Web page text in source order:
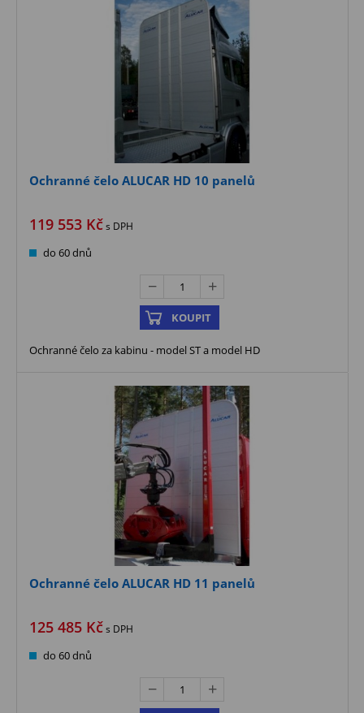
Ochranné čelo ALUCAR HD 10 panelů
119 553 Kčs DPH
do 60 dnů
KOUPIT
Ochranné čelo za kabinu - model ST a model HD
Ochranné čelo ALUCAR HD 11 panelů
125 485 Kčs DPH
do 60 dnů